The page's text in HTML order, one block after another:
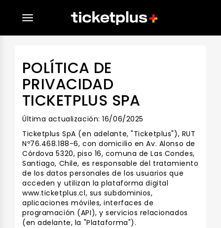
desplegar navegación
POLÍTICA DE
PRIVACIDAD
TICKETPLUS SPA
Última actualización: 16/06/2025
Ticketplus SpA (en adelante, "Ticketplus"), RUT
Nº76.468.188-6, con domicilio en Av. Alonso de
Córdova 5320, piso 16, comuna de Las Condes,
Santiago, Chile, es responsable del tratamiento
de los datos personales de los usuarios que
acceden y utilizan la plataforma digital
www.ticketplus.cl, sus subdominios,
aplicaciones móviles, interfaces de
programación (API), y servicios relacionados
(en adelante, la "Plataforma").